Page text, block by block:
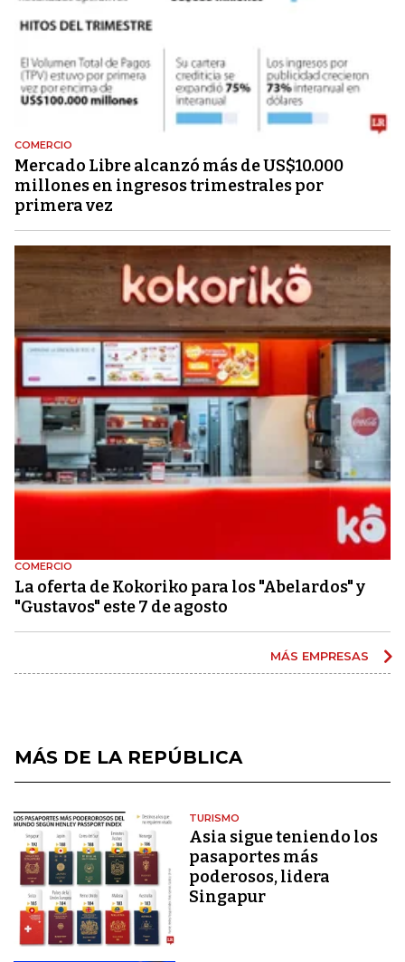
COMERCIO
Mercado Libre alcanzó más de US$10.000
millones en ingresos trimestrales por
primera vez
COMERCIO
La oferta de Kokoriko para los "Abelardos" y
"Gustavos" este 7 de agosto
MÁS EMPRESAS
MÁS DE LA REPÚBLICA
TURISMO
Asia sigue teniendo los
pasaportes más
poderosos, lidera
Singapur